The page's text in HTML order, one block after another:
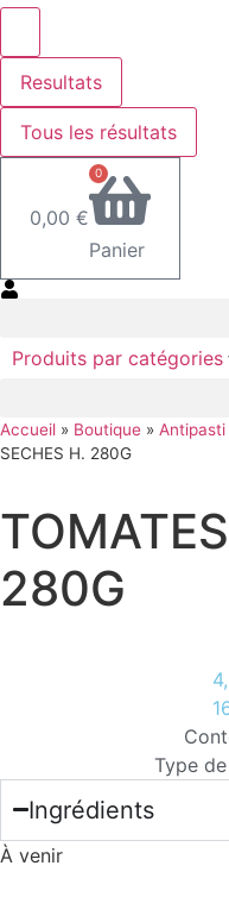
Resultats
Tous les résultats
0,00 €
0
Panier
Produits par catégories
Accueil » Boutique » Antipasti
SECHES H. 280G
280G
Type
Ingrédients
À venir